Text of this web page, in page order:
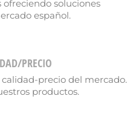
ofreciendo soluciones
español.
PRECIO
precio del mercado.
productos.